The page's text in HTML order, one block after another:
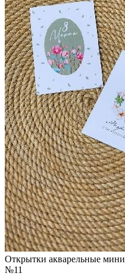
Открытки акварельные мини
№11